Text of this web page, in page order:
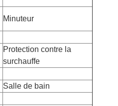
Minuteur
Protection contre la
surchauffe
Salle de bain